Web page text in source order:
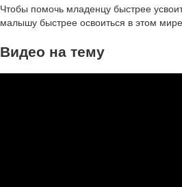
Чтобы помочь младенцу быстрее
малышу быстрее освоиться в этом
Видео на тему